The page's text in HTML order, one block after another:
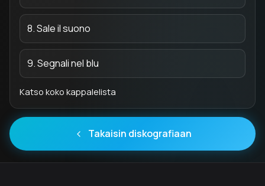
8. Sale il suono
9. Segnali nel blu
Katso koko kappalelista
Takaisin diskografiaan